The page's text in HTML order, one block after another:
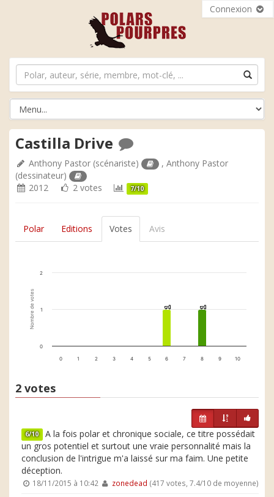
Connexion
Castilla Drive
Anthony Pastor (scénariste) ,Anthony Pastor
(dessinateur)
2012
2 votes 7/10
Polar Editions Votes Avis
Nombre de votes 1
1 1
1
0 1 2 3 4 5 6 7 8 9 10
0
1
2
2 votes
6/10 A la fois polar et chronique sociale, ce titre possédait
un gros potentiel et surtout une vraie personnalité mais la
conclusion de l'intrigue m'a laissé sur ma faim. Une petite
déception.
18/11/2015 à 10:42 zonedead (417 votes, 7.4/10 de moyenne)